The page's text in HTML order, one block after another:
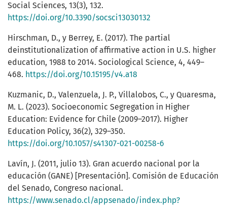
Social Sciences, 13(3), 132.
https://doi.org/10.3390/socsci13030132
Hirschman, D., y Berrey, E. (2017). The partial
deinstitutionalization of affirmative action in U.S. higher
education, 1988 to 2014. Sociological Science, 4, 449–
468. https://doi.org/10.15195/v4.a18
Kuzmanic, D., Valenzuela, J. P., Villalobos, C., y Quaresma,
M. L. (2023). Socioeconomic Segregation in Higher
Education: Evidence for Chile (2009–2017). Higher
Education Policy, 36(2), 329–350.
https://doi.org/10.1057/s41307-021-00258-6
Lavín, J. (2011, julio 13). Gran acuerdo nacional por la
educación (GANE) [Presentación]. Comisión de Educación
del Senado, Congreso nacional.
https://www.senado.cl/appsenado/index.php?